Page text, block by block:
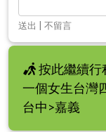
送出 |不留言
按此繼續行
一個女生台灣
台中>嘉義